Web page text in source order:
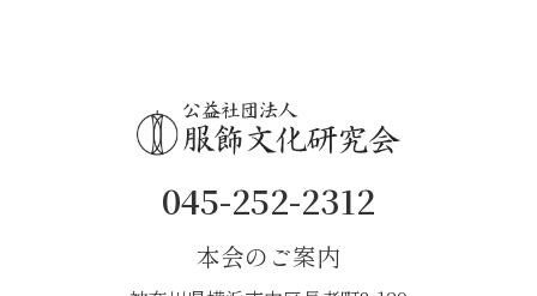
045-252-2312
本会のご案内